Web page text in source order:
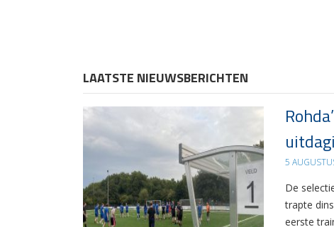
LAATSTE NIEUWSBERICHTEN
5
De
trapte
eerste